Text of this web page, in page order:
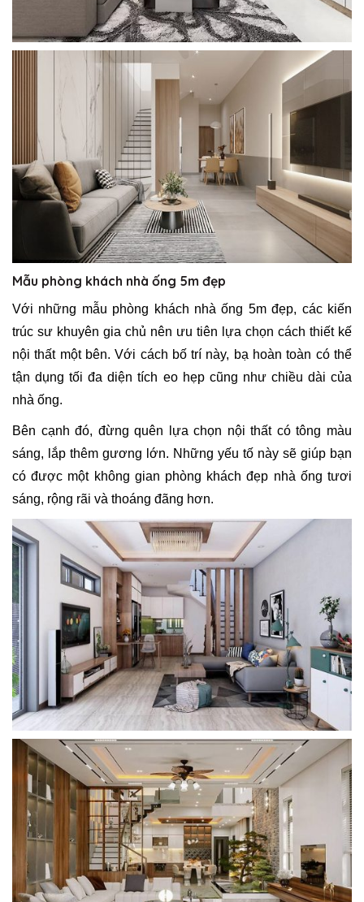
Mẫu phòng khách nhà ống 5m đẹp
Với những mẫu phòng khách nhà ống 5m đẹp, các kiến
trúc sư khuyên gia chủ nên ưu tiên lựa chọn cách thiết kế
nội thất một bên. Với cách bố trí này, bạ hoàn toàn có thể
tận dụng tối đa diện tích eo hẹp cũng như chiều dài của
nhà ống.
Bên cạnh đó, đừng quên lựa chọn nội thất có tông màu
sáng, lắp thêm gương lớn. Những yếu tố này sẽ giúp bạn
có được một không gian phòng khách đẹp nhà ống tươi
sáng, rộng rãi và thoáng đãng hơn.